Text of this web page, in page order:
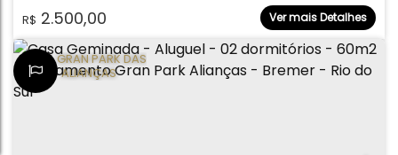
R$ 2.500,00
70.00m² Ver mais Detalhes
LOT. GRAN PARK DAS
ALIANÇAS